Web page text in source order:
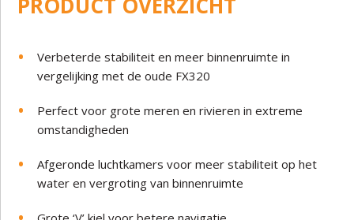
Verbeterde stabiliteit en meer binnenruimte in
vergelijking met de oude FX320
Perfect voor grote meren en rivieren in extreme
omstandigheden
Afgeronde luchtkamers voor meer stabiliteit op het
water en vergroting van binnenruimte